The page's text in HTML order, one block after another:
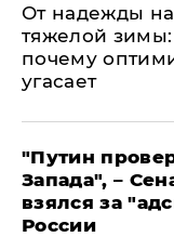
От надежды
тяжелой
почему
угасает
"Путин
Запада", –
взялся за
России